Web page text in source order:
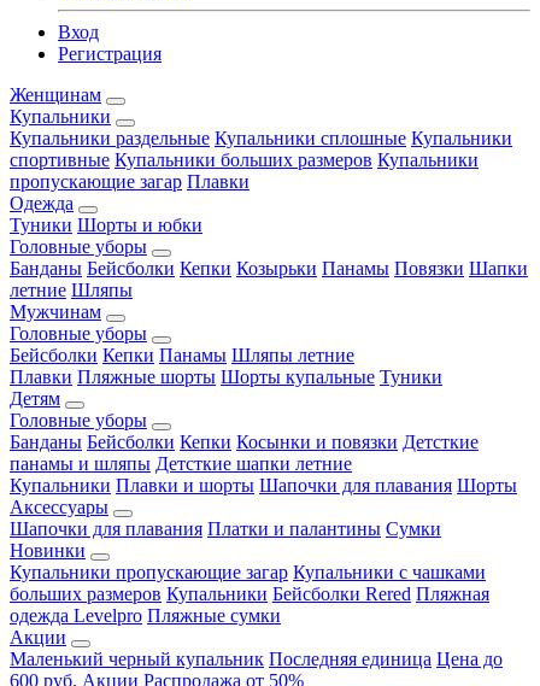
Вход
Регистрация
Женщинам
Купальники
Купальники раздельные Купальники сплошные Купальники
спортивные Купальники больших размеров Купальники
пропускающие загар Плавки
Одежда
Туники Шорты и юбки
Головные уборы
Банданы Бейсболки Кепки Козырьки Панамы Повязки Шапки
летние Шляпы
Мужчинам
Головные уборы
Бейсболки Кепки Панамы Шляпы летние
Плавки Пляжные шорты Шорты купальные Туники
Детям
Головные уборы
Банданы Бейсболки Кепки Косынки и повязки Детсткие
панамы и шляпы Детсткие шапки летние
Купальники Плавки и шорты Шапочки для плавания Шорты
Аксессуары
Шапочки для плавания Платки и палантины Сумки
Новинки
Купальники пропускающие загар Купальники с чашками
больших размеров Купальники Бейсболки Rered Пляжная
одежда Levelpro Пляжные сумки
Акции
Маленький черный купальник Последняя единица Цена до
600 руб. Акции Распродажа от 50%